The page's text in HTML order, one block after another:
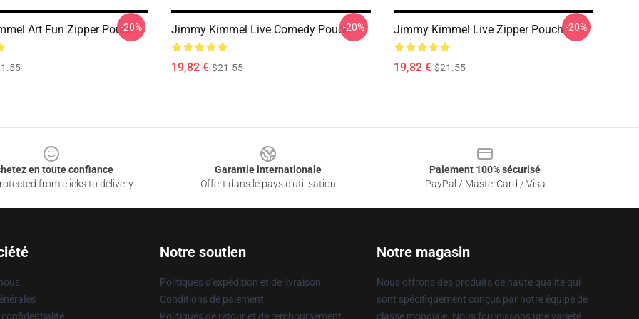
Art Fun Zipper Pouch
-20% Jimmy Kimmel Live Comedy Pouch
19,82 € $21.55
-20% Jimmy Kimmel Live Zipper Pouch
19,82 € $21.55
-20%
en toute confiance
from clicks to delivery
Garantie internationale
Offert dans le pays d'utilisation
Paiement 100% sécurisé
PayPal / MasterCard / Visa
confidentialité
Notre soutien
Politiques d'expédition et de livraison
Conditions de paiement
Politiques de retour et de remboursement
Notre magasin
Nous offrons des produits de haute qualité qui
sont spécifiquement conçus par notre équipe de
classe mondiale. Nous fournissons une variété